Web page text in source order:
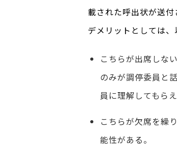
載された呼出状が送
デメリットとしては、
こちらが出席しな
のみが調停委員と
員に理解してもら
こちらが欠席を繰
能性がある。